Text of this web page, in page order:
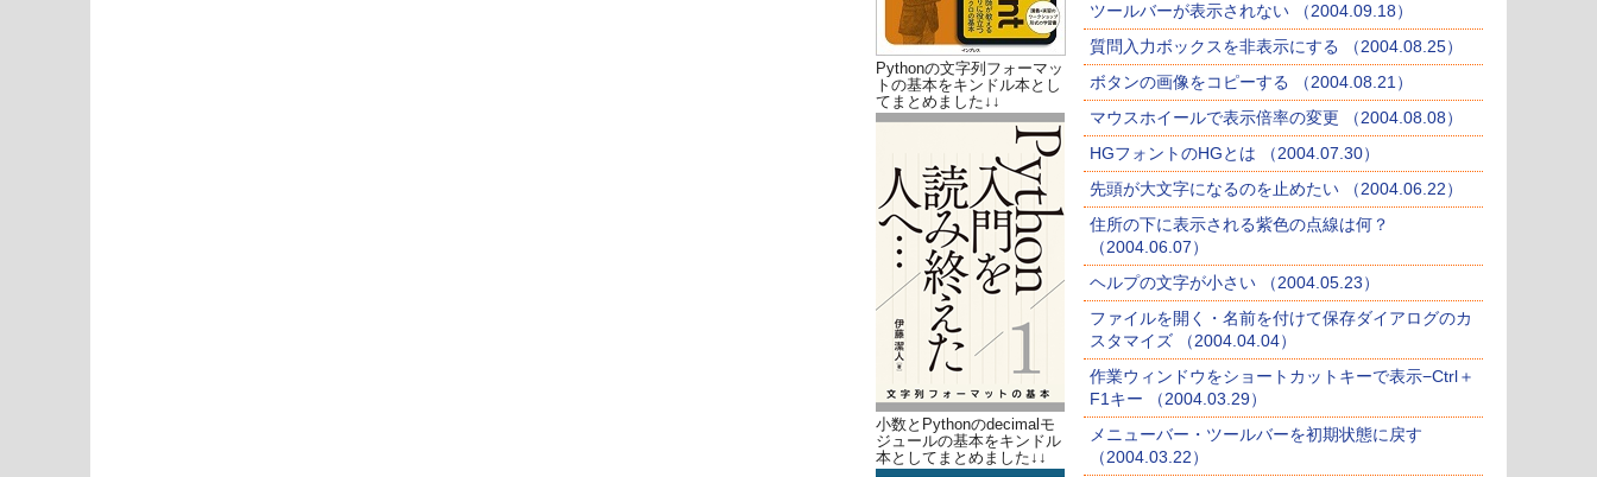
Pythonの文字列フォーマッ
トの基本をキンドル本とし
てまとめました↓↓
小数とPythonのdecimalモ
ジュールの基本をキンドル
本としてまとめました↓↓
ツールバーが表示されない （2004.09.18）
質問入力ボックスを非表示にする （2004.08.25）
ボタンの画像をコピーする （2004.08.21）
マウスホイールで表示倍率の変更 （2004.08.08）
HGフォントのHGとは （2004.07.30）
先頭が大文字になるのを止めたい （2004.06.22）
住所の下に表示される紫色の点線は何？
（2004.06.07）
ヘルプの文字が小さい （2004.05.23）
ファイルを開く・名前を付けて保存ダイアログのカ
スタマイズ （2004.04.04）
作業ウィンドウをショートカットキーで表示−Ctrl＋
F1キー （2004.03.29）
メニューバー・ツールバーを初期状態に戻す
（2004.03.22）